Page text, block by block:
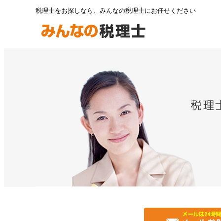
税理士をお探しなら、みんなの税理士にお任せください